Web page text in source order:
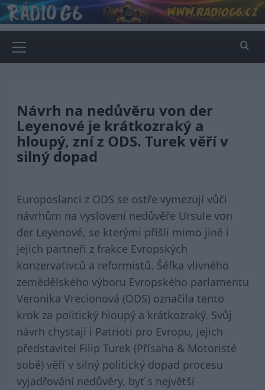
Skip
to
content
Menu
Návrh na nedůvěru von der
Leyenové je krátkozraký a
hloupý, zní z ODS. Turek věří v
silný dopad
Europoslanci z ODS se ostře vymezují vůči
návrhům na vyslovení nedůvěře Ursule von
der Leyenové, se kterými přišli mimo jiné i
jejich partneři z frakce Evropských
konzervativců a reformistů. Šéfka vlivného
zemědělského výboru Evropského parlamentu
Veronika Vrecionová (ODS) označila tento
krok za politický hloupý a krátkozraký. Svůj
návrh chystají i Patrioti pro Evropu, jejich
představitel Filip Turek (Přísaha & Motoristé
sobě) věří v silný politický dopad procesu
vyjadřování nedůvěry, byť s největší